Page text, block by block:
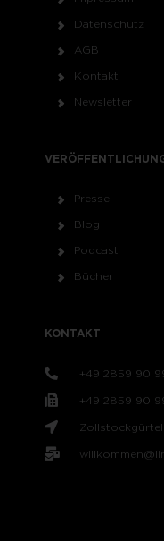
Datenschutz
AGB
Kontakt
Newsletter
Presse
Blog
Podcast
Bücher
KONTAKT
+49 2859 90
+49 2859 90